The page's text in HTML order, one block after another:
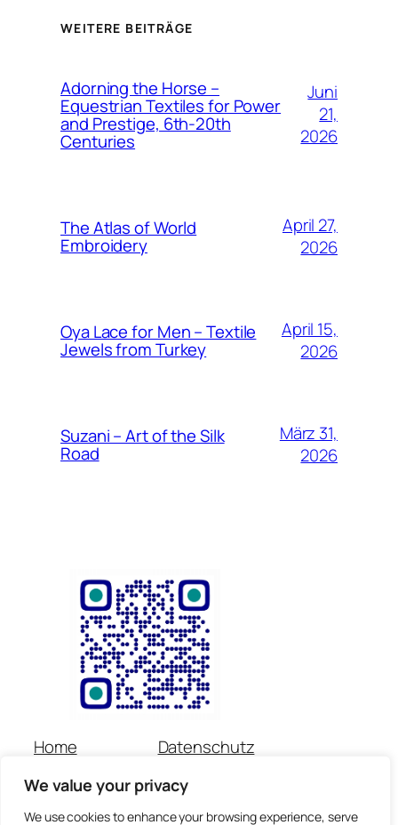
We value your privacy
We use cookies to enhance your browsing experience, serve
WEITERE BEITRÄGE
Adorning the Horse –
Equestrian Textiles for Power
and Prestige, 6th-20th
Centuries
Juni
21,
2026
The Atlas of World
Embroidery
April 27,
2026
Oya Lace for Men – Textile
Jewels from Turkey
April 15,
2026
Suzani – Art of the Silk
Road
März 31,
2026
Home
Veranstaltungen
Spenden
Datenschutz
Kontakt
Newsletter